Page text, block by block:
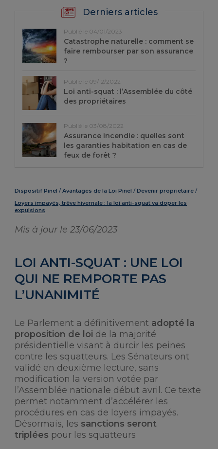
Dispositif Pinel Avantages de la Loi Pinel
Devenir proprietaire
Loyers impayés, trêve hivernale : la loi anti-squat va doper les
expulsions
Mis à jour le 23/06/2023
LOI ANTI-SQUAT : UNE LOI
QUI NE REMPORTE PAS
L’UNANIMITÉ
Le Parlement a définitivement adopté la
proposition de loi de la majorité
présidentielle visant à durcir les peines
contre les squatteurs. Les Sénateurs ont
validé en deuxième lecture, sans
modification la version votée par
l’Assemblée nationale début avril. Ce texte
permet notamment d’accélérer les
procédures en cas de loyers impayés.
Désormais, les sanctions seront
triplées pour les squatteurs
Derniers articles
Publié le 04/01/2023
Catastrophe naturelle : comment se
faire rembourser par son assurance
?
Publié le 09/12/2022
Loi anti-squat : l’Assemblée du côté
des propriétaires
Publié le 03/08/2022
Assurance incendie : quelles sont
les garanties habitation en cas de
feux de forêt ?